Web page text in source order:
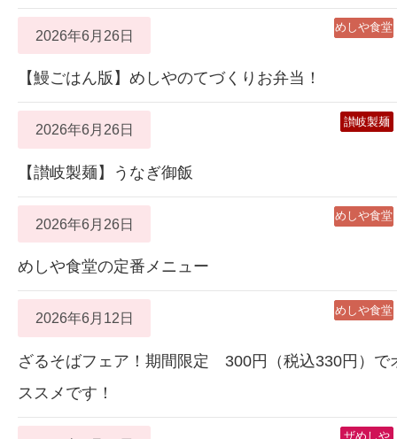
2026年6月26日 めしや食堂
【鰻ごはん版】めしやのてづくりお弁当！
2026年6月26日 讃岐製麺
【讃岐製麺】うなぎ御飯
2026年6月26日 めしや食堂
めしや食堂の定番メニュー
2026年6月12日 めしや食堂
ざるそばフェア！期間限定 300円（税込330円）で
ススメです！
ザめしや